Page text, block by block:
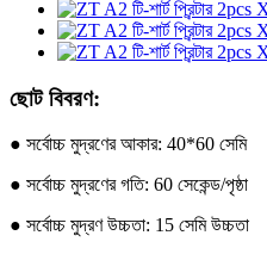
ছোট বিবরণ:
● সর্বোচ্চ মুদ্রণের আকার: 40*60 সেমি
● সর্বোচ্চ মুদ্রণের গতি: 60 সেকেন্ড/পৃষ্ঠা
● সর্বোচ্চ মুদ্রণ উচ্চতা: 15 সেমি উচ্চতা